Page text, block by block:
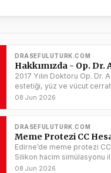
DRASEFULUTURK.COM
Hakkımızda - Op. Dr.
2017 Yılın Doktoru Op. Dr.
estetiği, yüz ve vücut
08 Jun 2026
DRASEFULUTURK.COM
Meme Protezi CC
Edirne’de meme protezi
Silikon hacim simülasyonu
keşfedin.
08 Jun 2026